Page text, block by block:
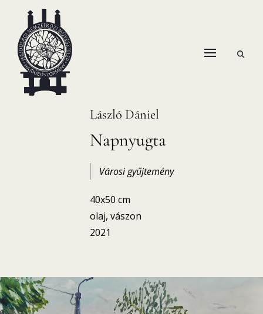
content
HANEMA – Hajdúsági Nemzetközi Művésztelep
open
László Dániel
Napnyugta
Városi gyűjtemény
40x50 cm
olaj, vászon
2021